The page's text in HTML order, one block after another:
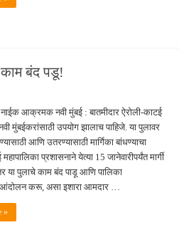
काम बंद पडू!
आक्रमक नवी मुंबई : बातमीदार ऐरोली-काटई
मुंबईकरांसाठी उपयोग झालाच पाहिजे. या पुलावर
आणि उतरण्यासाठी मार्गिका बांधण्याचा
प्रशासनाने येत्या 15 जानेवारीपर्यंत मार्गी
या पुलाचे काम बंद पाडू आणि पालिका
आंदोलन करू, असा इशारा आमदार …
»